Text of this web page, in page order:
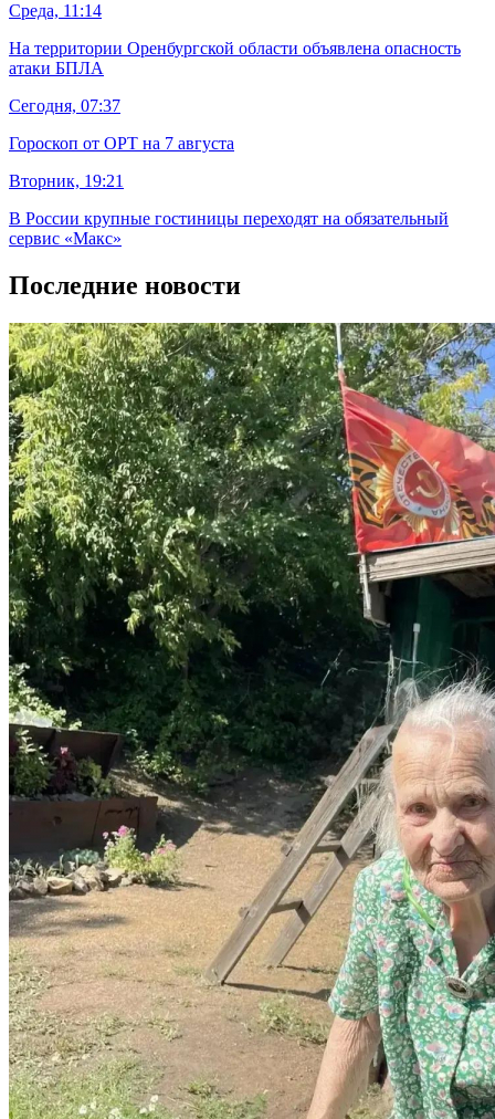
Среда, 11:14
На территории Оренбургской области объявлена опасность
атаки БПЛА
Сегодня, 07:37
Гороскоп от ОРТ на 7 августа
Вторник, 19:21
В России крупные гостиницы переходят на обязательный
сервис «Макс»
Последние новости